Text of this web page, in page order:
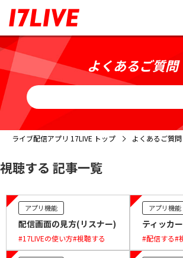
よくあるご質問
ライブ配信アプリ 17LIVE トップ よくあるご質問
視聴する 記事一覧
アプリ機能
配信画面の見方(リスナー)
#17LIVEの使い方#視聴する
アプリ機能
ティッカー
#配信する#